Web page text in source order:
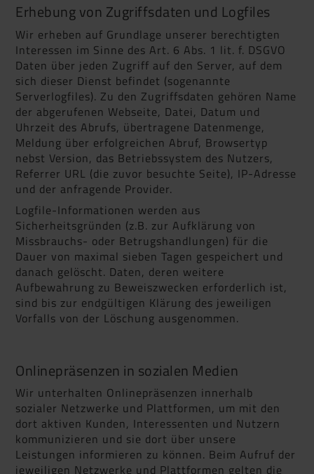
Erhebung von Zugriffsdaten und Logfiles
Wir erheben auf Grundlage unserer berechtigten
Interessen im Sinne des Art. 6 Abs. 1 lit. f. DSGVO
Daten über jeden Zugriff auf den Server, auf dem
sich dieser Dienst befindet (sogenannte
Serverlogfiles). Zu den Zugriffsdaten gehören Name
der abgerufenen Webseite, Datei, Datum und
Uhrzeit des Abrufs, übertragene Datenmenge,
Meldung über erfolgreichen Abruf, Browsertyp
nebst Version, das Betriebssystem des Nutzers,
Referrer URL (die zuvor besuchte Seite), IP-Adresse
und der anfragende Provider.
Logfile-Informationen werden aus
Sicherheitsgründen (z.B. zur Aufklärung von
Missbrauchs- oder Betrugshandlungen) für die
Dauer von maximal sieben Tagen gespeichert und
danach gelöscht. Daten, deren weitere
Aufbewahrung zu Beweiszwecken erforderlich ist,
sind bis zur endgültigen Klärung des jeweiligen
Vorfalls von der Löschung ausgenommen.
Onlinepräsenzen in sozialen Medien
Wir unterhalten Onlinepräsenzen innerhalb
sozialer Netzwerke und Plattformen, um mit den
dort aktiven Kunden, Interessenten und Nutzern
kommunizieren und sie dort über unsere
Leistungen informieren zu können. Beim Aufruf der
jeweiligen Netzwerke und Plattformen gelten die